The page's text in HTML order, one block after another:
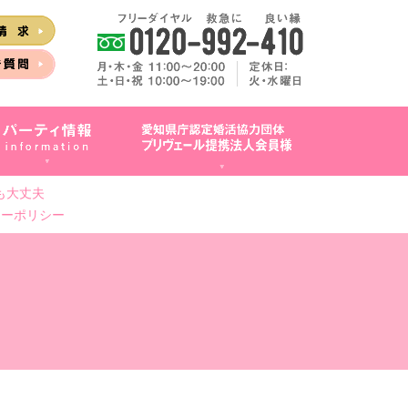
大丈夫
ポリシー